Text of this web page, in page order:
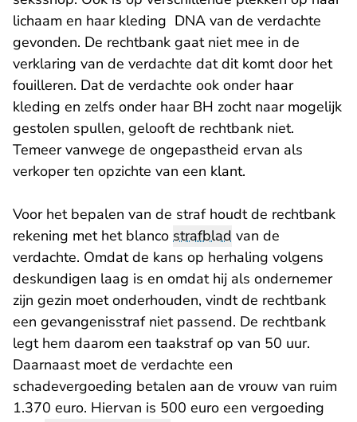
lichaam en haar kleding DNA van de verdachte
gevonden. De rechtbank gaat niet mee in de
verklaring van de verdachte dat dit komt door het
fouilleren. Dat de verdachte ook onder haar
kleding en zelfs onder haar BH zocht naar mogelijk
gestolen spullen, gelooft de rechtbank niet.
Temeer vanwege de ongepastheid ervan als
verkoper ten opzichte van een klant.
Voor het bepalen van de straf houdt de rechtbank
rekening met het blanco strafblad van de
verdachte. Omdat de kans op herhaling volgens
deskundigen laag is en omdat hij als ondernemer
zijn gezin moet onderhouden, vindt de rechtbank
een gevangenisstraf niet passend. De rechtbank
legt hem daarom een taakstraf op van 50 uur.
Daarnaast moet de verdachte een
schadevergoeding betalen aan de vrouw van ruim
1.370 euro. Hiervan is 500 euro een vergoeding